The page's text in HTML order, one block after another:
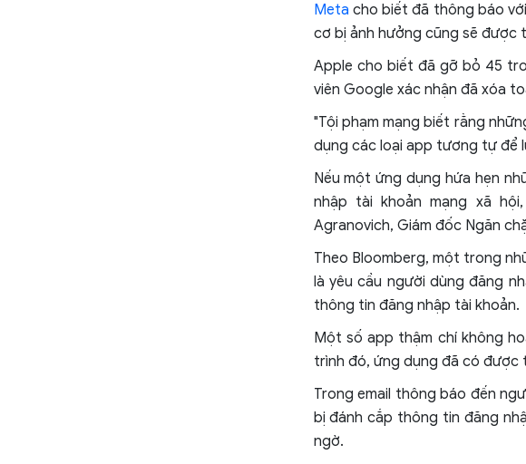
Meta cho biết đã thông báo
cơ bị ảnh hưởng cũng sẽ
Apple cho biết đã gỡ bỏ 45
viên Google xác nhận đã xóa
"Tội phạm mạng biết rằng
dụng các loại app tương tự để
Nếu một ứng dụng hứa hẹn
nhập tài khoản mạng xã
Agranovich, Giám đốc Ngăn
Theo Bloomberg, một trong
là yêu cầu người dùng đăng
thông tin đăng nhập tài khoản.
Một số app thậm chí không
trình đó, ứng dụng đã có được
Trong email thông báo đến
bị đánh cắp thông tin đăng
ngờ.